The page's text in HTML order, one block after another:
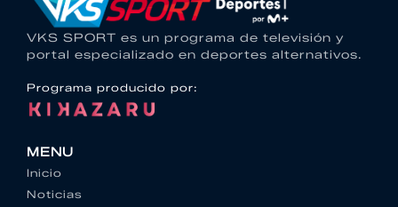
VKS SPORT es un programa de televisión y
portal especializado en deportes alternativos.
Programa producido por:
MENU
Inicio
Noticias